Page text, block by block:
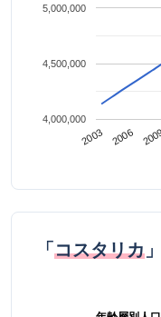
2003 2006
4,000,000
4,500,000
5,000,000
「コスタリカ